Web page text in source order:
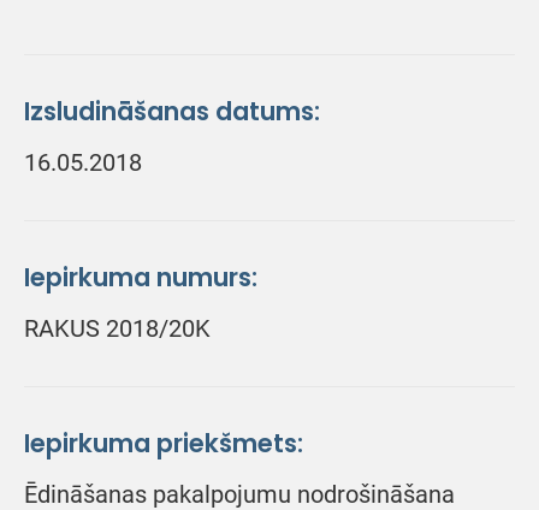
Izsludināšanas datums:
16.05.2018
Iepirkuma numurs:
RAKUS 2018/20K
Iepirkuma priekšmets:
Ēdināšanas pakalpojumu nodrošināšana